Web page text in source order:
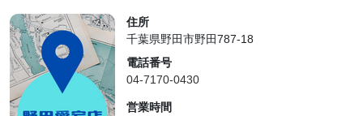
住所
千葉県野田市野田787-18
電話番号
04-7170-0430
営業時間